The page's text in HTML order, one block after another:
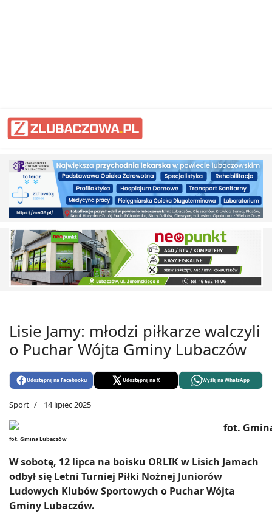
Lisie Jamy: młodzi piłkarze walczyli
o Puchar Wójta Gminy Lubaczów
Udostępnij na Facebooku Udostępnij na X Wyślij na WhatsApp
Sport 14 lipiec 2025
fot. Gmina Lubaczów
W sobotę, 12 lipca na boisku ORLIK w Lisich Jamach
odbył się Letni Turniej Piłki Nożnej Juniorów
Ludowych Klubów Sportowych o Puchar Wójta
Gminy Lubaczów.